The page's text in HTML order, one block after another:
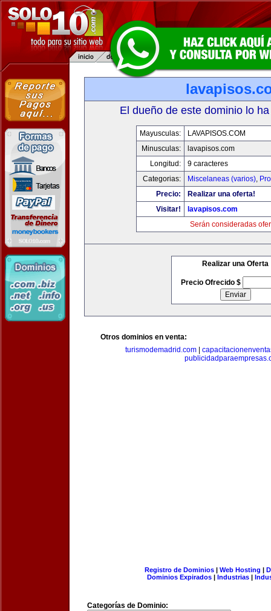
El dueño de este dominio lo
Mayusculas:
LAVAPISOS.COM
Minusculas:
lavapisos.com
Longitud:
9 caracteres
Categorias:
Miscelaneas (varios),
Precio:
Realizar una oferta!
Visitar!
lavapisos.com
Serán consideradas
Realizar una Oferta
Precio Ofrecido $
Otros dominios en venta:
turismodemadrid.com|
Registro de Dominios| Web Hosting |
Dominios Expirados | Industrias |
Categorías de Dominio: